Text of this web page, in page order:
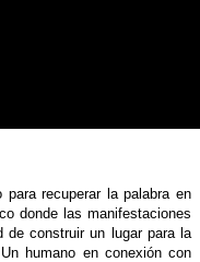
recuperar la palabra en
donde las manifestaciones
de construir un lugar para la
humano en conexión con